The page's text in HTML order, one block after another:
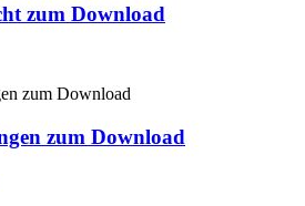
zum Download
zum Download